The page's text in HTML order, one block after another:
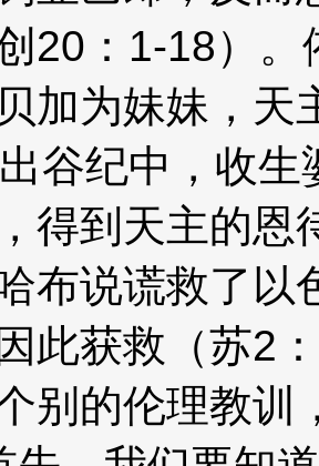
20：1-18）
加为妹妹，天
谷纪中，收
得到天主的恩
布说谎救了以
此获救（苏2
别的伦理教训